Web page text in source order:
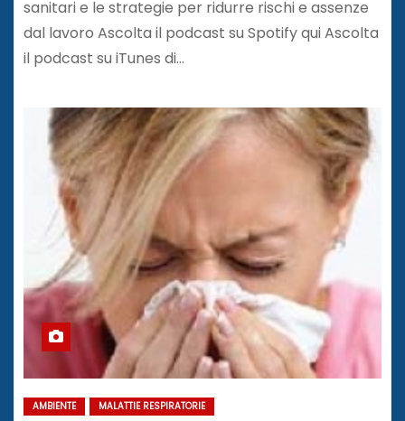
sanitari e le strategie per ridurre rischi e assenze
dal lavoro Ascolta il podcast su Spotify qui Ascolta
il podcast su iTunes di…
AMBIENTE MALATTIE RESPIRATORIE